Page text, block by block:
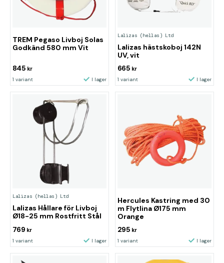
TREM Pegaso Livboj Solas
Godkänd 580 mm Vit
845 kr
1 variant I lager
Lalizas (hellas) Ltd
Lalizas hästskoboj 142N
UV, vit
665 kr
1 variant I lager
Lalizas (hellas) Ltd
Lalizas Hållare för Livboj
Ø18-25 mm Rostfritt Stål
769 kr
1 variant I lager
Hercules Kastring med 30
m Flytlina Ø175 mm
Orange
295 kr
1 variant I lager